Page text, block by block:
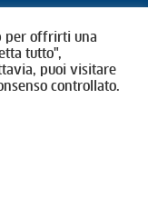
per offrirti una
tutto",
puoi visitare
controllato.